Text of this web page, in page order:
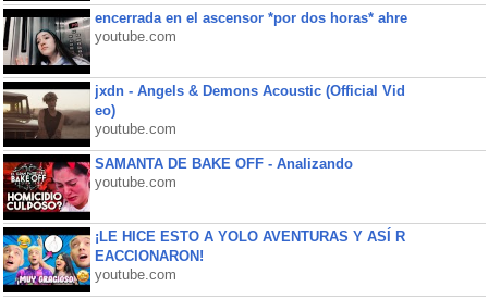
encerrada en el ascensor *por dos horas* ahre
youtube.com
jxdn - Angels & Demons Acoustic (Official Vid
eo)
youtube.com
SAMANTA DE BAKE OFF - Analizando
youtube.com
¡LE HICE ESTO A YOLO AVENTURAS Y ASÍ R
EACCIONARON!
youtube.com